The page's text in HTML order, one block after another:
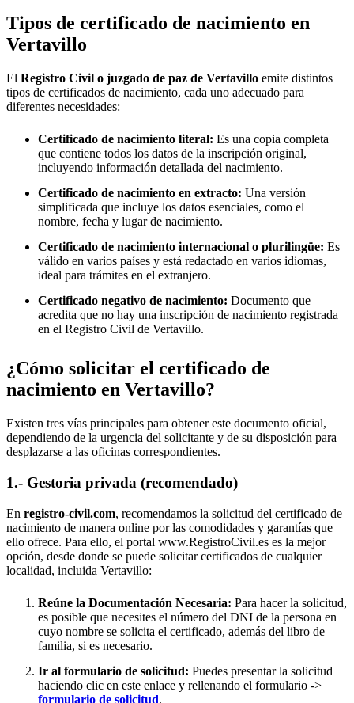
Tipos de certificado de nacimiento en
Vertavillo
El Registro Civil o juzgado de paz de Vertavillo emite distintos
tipos de certificados de nacimiento, cada uno adecuado para
diferentes necesidades:
Certificado de nacimiento literal: Es una copia completa
que contiene todos los datos de la inscripción original,
incluyendo información detallada del nacimiento.
Certificado de nacimiento en extracto: Una versión
simplificada que incluye los datos esenciales, como el
nombre, fecha y lugar de nacimiento.
Certificado de nacimiento internacional o plurilingüe: Es
válido en varios países y está redactado en varios idiomas,
ideal para trámites en el extranjero.
Certificado negativo de nacimiento: Documento que
acredita que no hay una inscripción de nacimiento registrada
en el Registro Civil de Vertavillo.
¿Cómo solicitar el certificado de
nacimiento en Vertavillo?
Existen tres vías principales para obtener este documento oficial,
dependiendo de la urgencia del solicitante y de su disposición para
desplazarse a las oficinas correspondientes.
1.- Gestoria privada (recomendado)
En registro-civil.com, recomendamos la solicitud del certificado de
nacimiento de manera online por las comodidades y garantías que
ello ofrece. Para ello, el portal www.RegistroCivil.es es la mejor
opción, desde donde se puede solicitar certificados de cualquier
localidad, incluida Vertavillo:
Reúne la Documentación Necesaria: Para hacer la solicitud,
es posible que necesites el número del DNI de la persona en
cuyo nombre se solicita el certificado, además del libro de
familia, si es necesario.
Ir al formulario de solicitud: Puedes presentar la solicitud
haciendo clic en este enlace y rellenando el formulario ->
formulario de solicitud.